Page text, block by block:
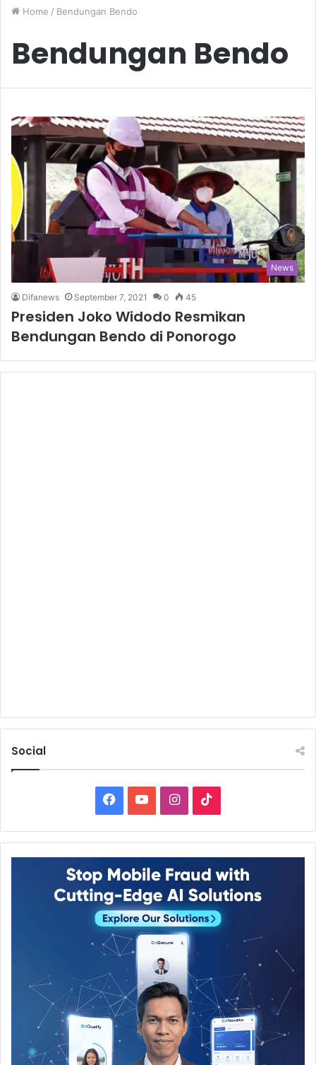
Home / Bendungan Bendo
Bendungan Bendo
News
Difanews September 7, 2021 0 45
Presiden Joko Widodo Resmikan
Bendungan Bendo di Ponorogo
Social
Facebook
YouTubeInstagram